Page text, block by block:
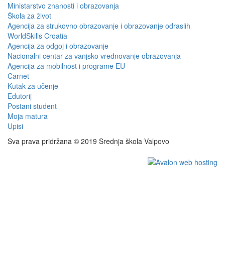
Ministarstvo znanosti i obrazovanja
Škola za život
Agencija za strukovno obrazovanje i obrazovanje odraslih
WorldSkills Croatia
Agencija za odgoj i obrazovanje
Nacionalni centar za vanjsko vrednovanje obrazovanja
Agencija za mobilnost i programe EU
Carnet
Kutak za učenje
Edutorij
Postani student
Moja matura
Upisi
Sva prava pridržana © 2019 Srednja škola Valpovo